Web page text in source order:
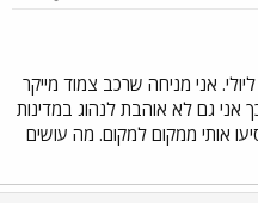
אני מניחה שרכב צמוד מייקר
גם לא אוהבת לנהוג במדינות
אותי ממקום למקום. מה עושים